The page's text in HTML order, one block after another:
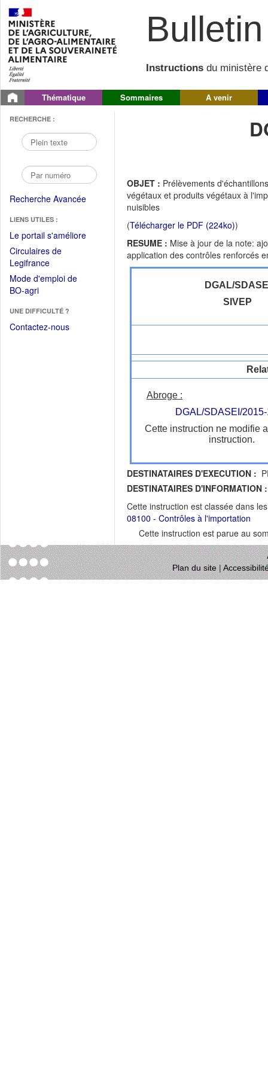
Instructions du ministère
Thématique Sommaires A venir
RECHERCHE :
Recherche Avancée
LIENS UTILES :
Le portail s'améliore(Fichier
Circulaires de
Legifrance(Ouvrir
dans
une
fenêtre)
Mode d'emploi de
BO-agri(Ouvrir
une
nouvelle
UNE DIFFICULTÉ ?
Contactez-nous
OBJET : Prélèvements
végétaux et produits végétaux à
nuisibles
(Télécharger le PDF (224ko))
RESUME : Mise à jour de la note:
application des contrôles renforcés
DGAL/
SIVEP
Abroge :
DGAL/SDASEI/
Cette instruction ne modifie
instruction.
DESTINATAIRES D'EXECUTION :
DESTINATAIRES D'INFORMATION :
Cette instruction est classée dans
08100 - Contrôles à l'importation
Cette instruction est parue au
Plan du site|